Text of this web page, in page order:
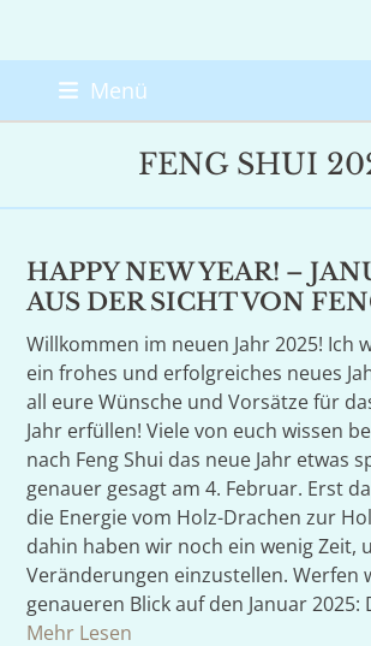
content
Menü
FENG SHUI
HAPPY NEW YEAR! –
AUS DER SICHT VON
Willkommen im neuen Jahr 2025! Ich
ein frohes und erfolgreiches neues
all eure Wünsche und Vorsätze für
Jahr erfüllen! Viele von euch wissen
nach Feng Shui das neue Jahr etwas
genauer gesagt am 4. Februar. Erst
die Energie vom Holz-Drachen zur
dahin haben wir noch ein wenig Zeit,
Veränderungen einzustellen. Werfen
genaueren Blick auf den Januar 2025:
Mehr Lesen